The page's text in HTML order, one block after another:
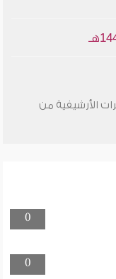
الأرشيفية من
0
0